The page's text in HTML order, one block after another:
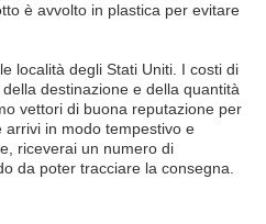
è avvolto in plastica per evitare
località degli Stati Uniti. I costi di
destinazione e della quantità
vettori di buona reputazione per
in modo tempestivo e
riceverai un numero di
da poter tracciare la consegna.